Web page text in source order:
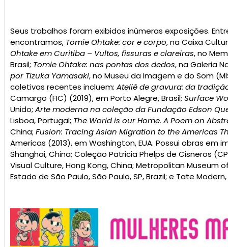
Seus trabalhos foram exibidos inúmeras exposições.
encontramos, Tomie Ohtake: cor e corpo, na Caixa
Ohtake em Curitiba – Vultos, fissuras e clareiras, no
Brasil; Tomie Ohtake: nas pontas dos dedos, na Galeria
por Tizuka Yamasaki, no Museu da Imagem e do Som
coletivas recentes incluem: Ateliê de gravura: da
Camargo (FIC) (2019), em Porto Alegre, Brasil; Surface
Unido; Arte moderna na coleção da Fundação Edson
Lisboa, Portugal; The World is our Home. A Poem on
China; Fusion: Tracing Asian Migration to the Americas
Americas (2013), em Washington, EUA. Possui obras
Shanghai, China; Coleção Patricia Phelps de Cisneros
Visual Culture, Hong Kong, China; Metropolitan Museum
Estado de São Paulo, São Paulo, SP, Brazil; e Tate